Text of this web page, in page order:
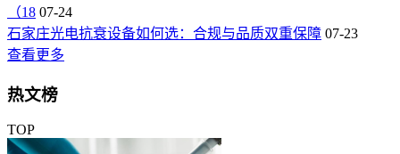
（18 07-24
石家庄光电抗衰设备如何选：合规与品质双重保障 07-23
查看更多
热文榜
TOP